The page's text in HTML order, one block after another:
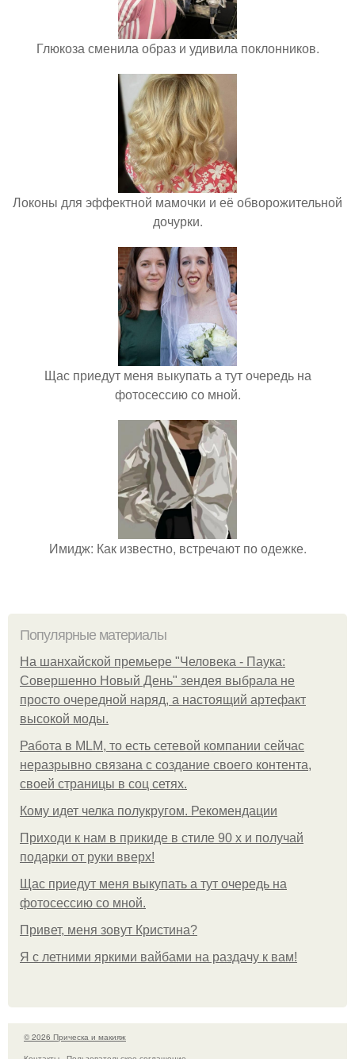
Глюкоза сменила образ и удивила поклонников.
Локоны для эффектной мамочки и её обворожительной
дочурки.
Щас приедут меня выкупать а тут очередь на
фотосессию со мной.
Имидж: Как известно, встречают по одежке.
Популярные материалы
На шанхайской премьере "Человека - Паука:
Совершенно Новый День" зендея выбрала не
просто очередной наряд, а настоящий артефакт
высокой моды.
Работа в MLM, то есть сетевой компании сейчас
неразрывно связана с создание своего контента,
своей страницы в соц сетях.
Кому идет челка полукругом. Рекомендации
Приходи к нам в прикиде в стиле 90 х и получай
подарки от руки вверх!
Щас приедут меня выкупать а тут очередь на
фотосессию со мной.
Привет, меня зовут Кристина?
Я с летними яркими вайбами на раздачу к вам!
© 2026 Прическа и макияж